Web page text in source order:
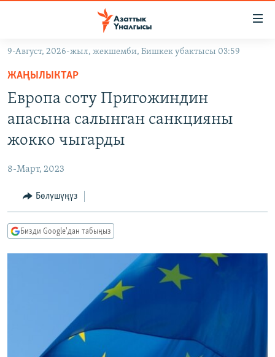
Навигацияга
өтүңүз
Издөөгө
салыңызКЫРГЫЗСТАН
МАДАНИЯТ
ДҮЙНӨ
ТВ ПРОГРАММАЛАР
БҮГҮН АЗАТТЫКТА
ЫҢГАЙСЫЗ СУРООЛОР
ПОДКАСТ
Русский
9-Август, 2026-жыл, жекшемби, Бишкек убактысы 03:59
ЖАҢЫЛЫКТАР
Европа соту Пригожиндин
апасына салынган санкцияны
жокко чыгарды
8-Март, 2023
Бөлүшүңүз
Бизди Google'дан табыңыз